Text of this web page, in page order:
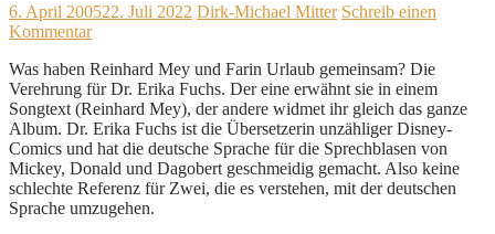
6. April 200522. Juli 2022 Dirk-Michael Mitter Schreib einen
Kommentar
Was haben Reinhard Mey und Farin Urlaub gemeinsam? Die
Verehrung für Dr. Erika Fuchs. Der eine erwähnt sie in einem
Songtext (Reinhard Mey), der andere widmet ihr gleich das ganze
Album. Dr. Erika Fuchs ist die Übersetzerin unzähliger Disney-
Comics und hat die deutsche Sprache für die Sprechblasen von
Mickey, Donald und Dagobert geschmeidig gemacht. Also keine
schlechte Referenz für Zwei, die es verstehen, mit der deutschen
Sprache umzugehen.